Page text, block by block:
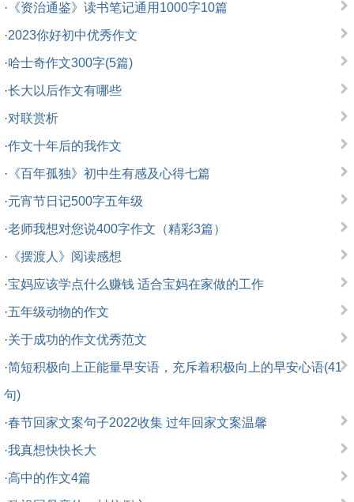
· 《资治通鉴》读书笔记通用1000字10篇
·2023你好初中优秀作文
·哈士奇作文300字(5篇)
·长大以后作文有哪些
·对联赏析
·作文十年后的我作文
· 《百年孤独》初中生有感及心得七篇
·元宵节日记500字五年级
·老师我想对您说400字作文（精彩3篇）
· 《摆渡人》阅读感想
·宝妈应该学点什么赚钱 适合宝妈在家做的工作
·五年级动物的作文
·关于成功的作文优秀范文
·简短积极向上正能量早安语，充斥着积极向上的早安心语(41
句)
·春节回家文案句子2022收集 过年回家文案温馨
·我真想快快长大
·高中的作文4篇